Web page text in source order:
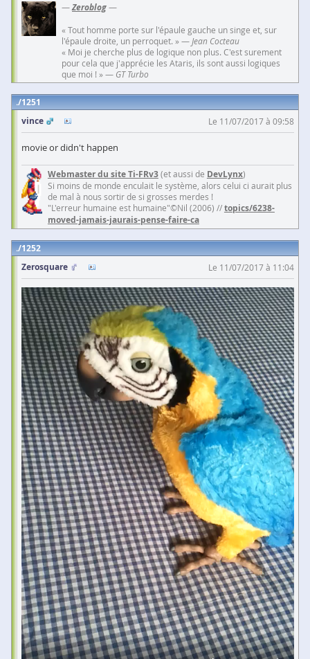
—Zeroblog—
« Tout homme porte sur l'épaule gauche un singe et, sur
l'épaule droite, un perroquet. » —Jean Cocteau
« Moi je cherche plus de logique non plus. C'est surement
pour cela que j'apprécie les Ataris, ils sont aussi logiques
que moi ! » — GT Turbo
1251
vince
Le 11/07/2017 à 09:58
movie or didn't happen
Webmaster du site Ti-FRv3(et aussi de DevLynx)
Si moins de monde enculait le système, alors celui ci aurait plus
de mal à nous sortir de si grosses merdes !
"L'erreur humaine est humaine"©Nil (2006) //topics/6238-
moved-jamais-jaurais-pense-faire-ca
1252
Zerosquare
Le 11/07/2017 à 11:04